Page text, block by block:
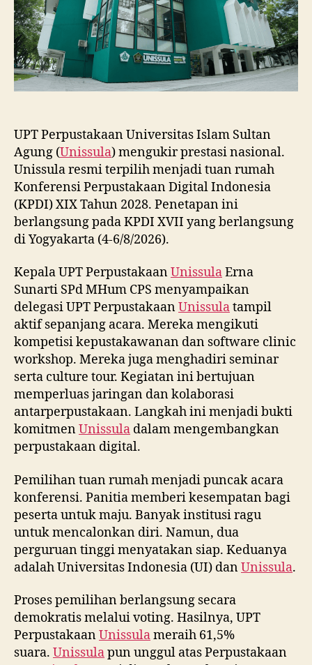
2028
UPT Perpustakaan Universitas Islam Sultan
Agung (Unissula) mengukir prestasi nasional.
Unissula resmi terpilih menjadi tuan rumah
Konferensi Perpustakaan Digital Indonesia
(KPDI) XIX Tahun 2028. Penetapan ini
berlangsung pada KPDI XVII yang berlangsung
di Yogyakarta (4-6/8/2026).
Kepala UPT PerpustakaanUnissulaErna
Sunarti SPd MHum CPS menyampaikan
delegasi UPT PerpustakaanUnissulatampil
aktif sepanjang acara. Mereka mengikuti
kompetisi kepustakawanan dan software clinic
workshop. Mereka juga menghadiri seminar
serta culture tour. Kegiatan ini bertujuan
memperluas jaringan dan kolaborasi
antarperpustakaan. Langkah ini menjadi bukti
komitmenUnissula dalam mengembangkan
perpustakaan digital.
Pemilihan tuan rumah menjadi puncak acara
konferensi. Panitia memberi kesempatan bagi
peserta untuk maju. Banyak institusi ragu
untuk mencalonkan diri. Namun, dua
perguruan tinggi menyatakan siap. Keduanya
adalah Universitas Indonesia (UI) danUnissula.
Proses pemilihan berlangsung secara
demokratis melalui voting. Hasilnya, UPT
PerpustakaanUnissulameraih 61,5%
suara. Unissulapun unggul atas Perpustakaan